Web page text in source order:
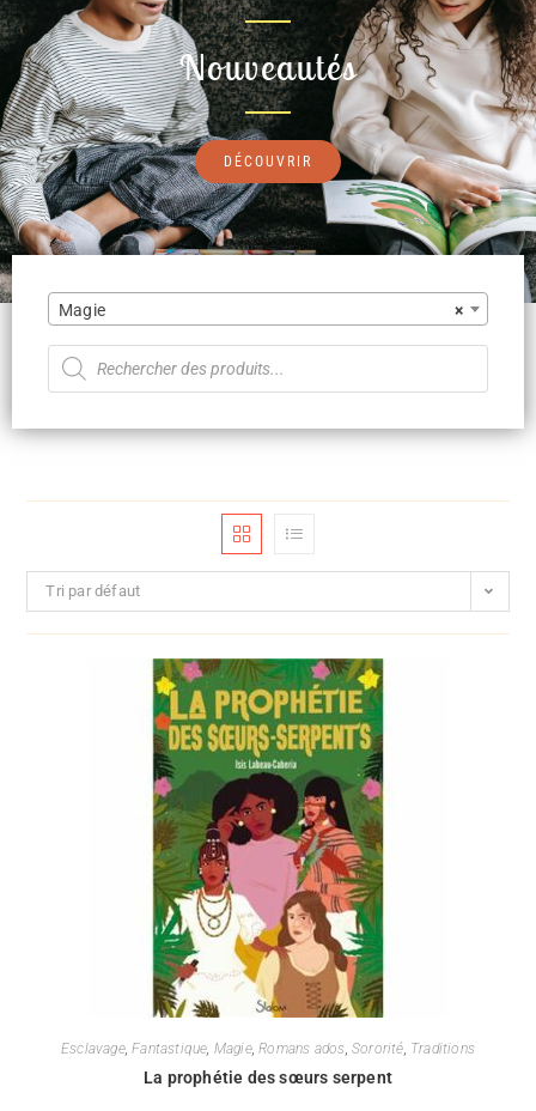
Nouveautés
DÉCOUVRIR
×
Magie
Tri par défaut
Esclavage,Fantastique Magie,Romans ados Sororité Traditions
La prophétie des sœurs serpent